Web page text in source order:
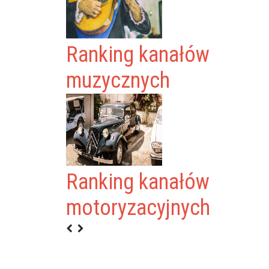
Ranking kanałów
muzycznych
Ranking kanałów
motoryzacyjnych